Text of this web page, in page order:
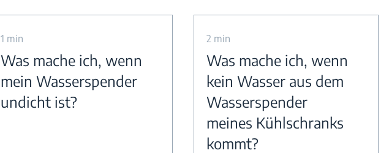
1 min
Was mache ich, wenn
mein Wasserspender
undicht ist?
2 min
Was mache ich, wenn
kein Wasser aus dem
Wasserspender
meines Kühlschranks
kommt?